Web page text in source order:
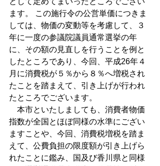
ます。 この施行令の公営単価につきま
しては、物価の変動等を考慮して、３
年に一度の参議院議員通常選挙の年
に、その額の見直しを行うことを例と
したところであり、今回、平成26年４
月に消費税が５％から８％へ増税され
たことを踏まえて、引き上げが行われ
たところでございます。
本市といたしましても、消費者物価
指数が全国とほぼ同様の水準にござい
ますことや、今回、消費税増税を踏ま
えて、公費負担の限度額が引き上げら
れたことに鑑み、国及び香川県と同様